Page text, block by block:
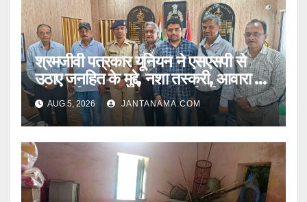
श्रमजीवी पत्रकार यूनियन ने एसएसपी से
उठाए जनहित के मुद्दे, नशा तस्करी, आवारा पशु
और पार्किंग व्यवस्था पर की कार्रवाई की मांग
AUG 5, 2026 JANTANAMA.COM